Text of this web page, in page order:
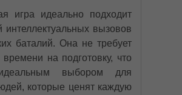
игра идеально подходит
интеллектуальных вызовов
баталий. Она не требует
на подготовку, что
выбором для
которые ценят каждую